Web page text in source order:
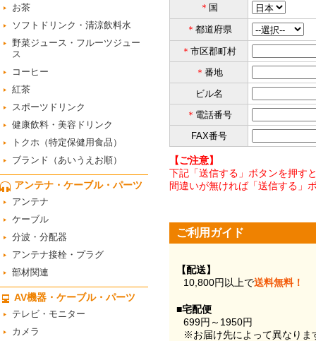
＊ 国
＊ 都道府県
＊ 市区郡町村
＊ 番地
ビル名
＊ 電話番号
FAX番号
【ご注意】
下記「送信する」ボタンを押す
間違いが無ければ「送信する」
ご利用ガイド
【配送】
10,800円以上で送料無料！
■宅配便
699円～1950円
※お届け先によって異なりま
お茶
ソフトドリンク・清涼飲料水
野菜ジュース・フルーツジュー
ス
コーヒー
紅茶
スポーツドリンク
健康飲料・美容ドリンク
トクホ（特定保健用食品）
ブランド（あいうえお順）
アンテナ・ケーブル・パーツ
アンテナ
ケーブル
分波・分配器
アンテナ接栓・プラグ
部材関連
AV機器・ケーブル・パーツ
テレビ・モニター
カメラ